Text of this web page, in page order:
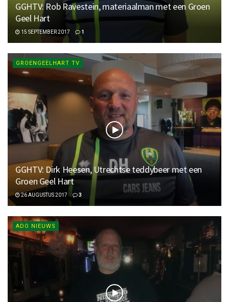
GGHTV: Rob Ravestein, materiaalman met een Groen
Geel Hart
15 SEPTEMBER 2017 1
GROENGEELHART TV
GGHTV: Dirk Heesen, Utrechtse teddybeer met een
Groen Geel Hart
26 AUGUSTUS 2017 3
ADO NIEUWS